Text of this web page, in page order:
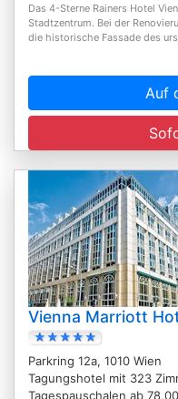
Das 4-Sterne Rainers Hotel
Stadtzentrum. Bei der
die historische Fassade des
Auf
Vienna Marriott
Parkring 12a, 1010 Wien
Tagungshotel mit 323
Tagespauschalen ab